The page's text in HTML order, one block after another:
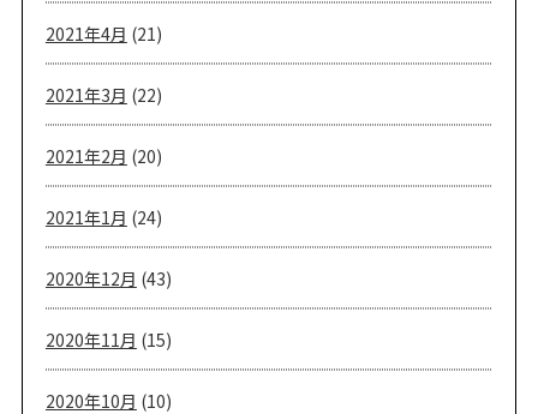
2021年4月 (21)
2021年3月 (22)
2021年2月 (20)
2021年1月 (24)
2020年12月 (43)
2020年11月 (15)
2020年10月 (10)